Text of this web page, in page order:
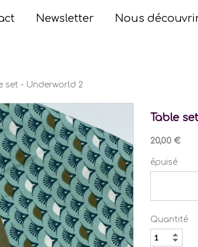
Newsletter Nous
set - Underworld 2
Table
20,00 €
épuisé
Quantité